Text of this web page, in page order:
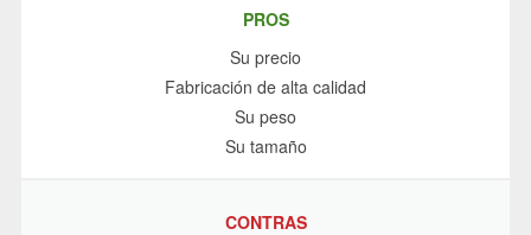
PROS
Su precio
Fabricación de alta calidad
Su peso
Su tamaño
CONTRAS